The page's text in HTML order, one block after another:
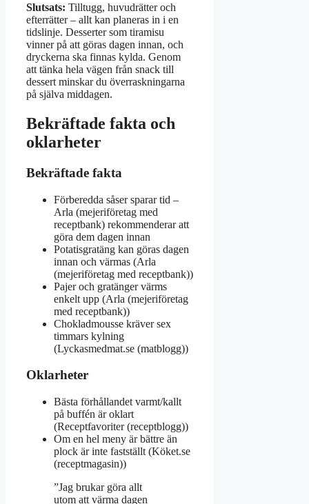
Slutsats: Tilltugg, huvudrätter och
efterrätter – allt kan planeras in i en
tidslinje. Desserter som tiramisu
vinner på att göras dagen innan, och
dryckerna ska finnas kylda. Genom
att tänka hela vägen från snack till
dessert minskar du överraskningarna
på själva middagen.
Bekräftade fakta och
oklarheter
Bekräftade fakta
Förberedda såser sparar tid –
Arla (mejeriföretag med
receptbank) rekommenderar att
göra dem dagen innan
Potatisgratäng kan göras dagen
innan och värmas (Arla
(mejeriföretag med receptbank))
Pajer och gratänger värms
enkelt upp (Arla (mejeriföretag
med receptbank))
Chokladmousse kräver sex
timmars kylning
(Lyckasmedmat.se (matblogg))
Oklarheter
Bästa förhållandet varmt/kallt
på buffén är oklart
(Receptfavoriter (receptblogg))
Om en hel meny är bättre än
plock är inte fastställt (Köket.se
(receptmagasin))
”Jag brukar göra allt
utom att värma dagen